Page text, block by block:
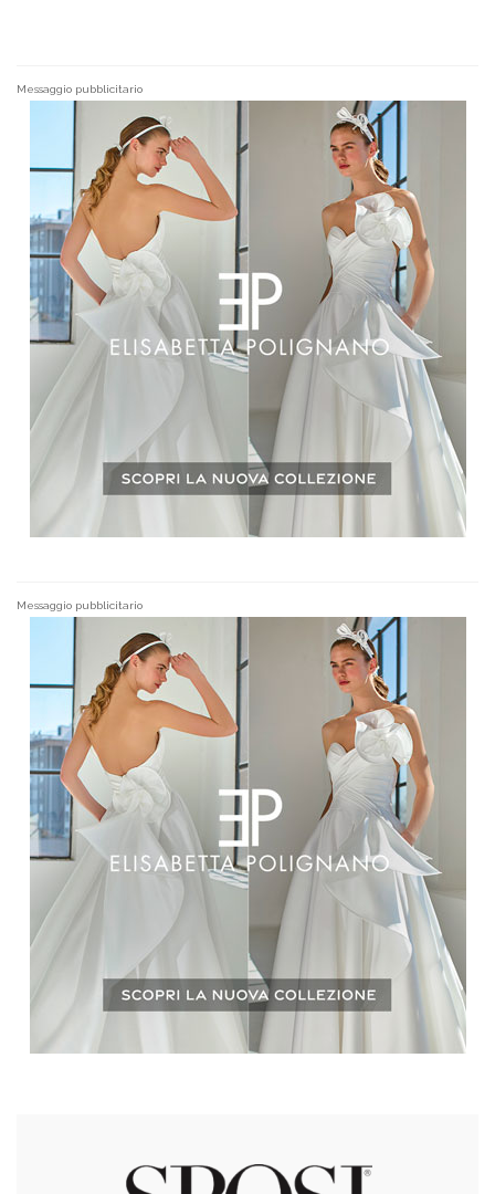
Messaggio pubblicitario
Messaggio pubblicitario